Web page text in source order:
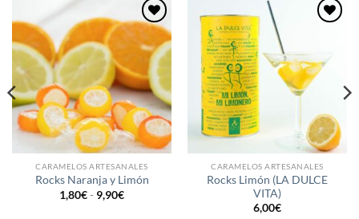
Añadir
a la
lista de
deseos
CARAMELOS ARTESANALES
Rocks Naranja y Limón
1,80€- 9,90€Rango
deseos
CARAMELOS ARTESANALES
Rocks Limón (LA DULCE
VITA)
6,00€